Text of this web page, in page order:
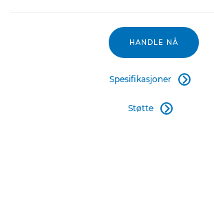
HANDLE NÅ
Spesifikasjoner 
Støtte 